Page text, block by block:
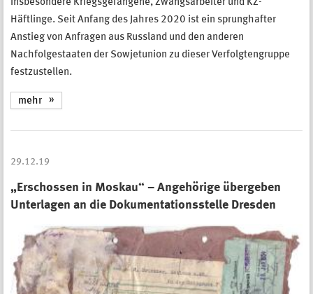
insbesondere Kriegsgefangene, Zwangsarbeiter und KZ-
Häftlinge. Seit Anfang des Jahres 2020 ist ein sprunghafter
Anstieg von Anfragen aus Russland und den anderen
Nachfolgestaaten der Sowjetunion zu dieser Verfolgtengruppe
festzustellen.
mehr
29.12.19
„Erschossen in Moskau“ – Angehörige übergeben
Unterlagen an die Dokumentationsstelle Dresden